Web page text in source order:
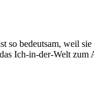
so bedeutsam, weil
Ich-in-der-Welt